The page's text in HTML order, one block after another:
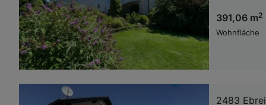
391,06 m2
Wohnfläche
2483